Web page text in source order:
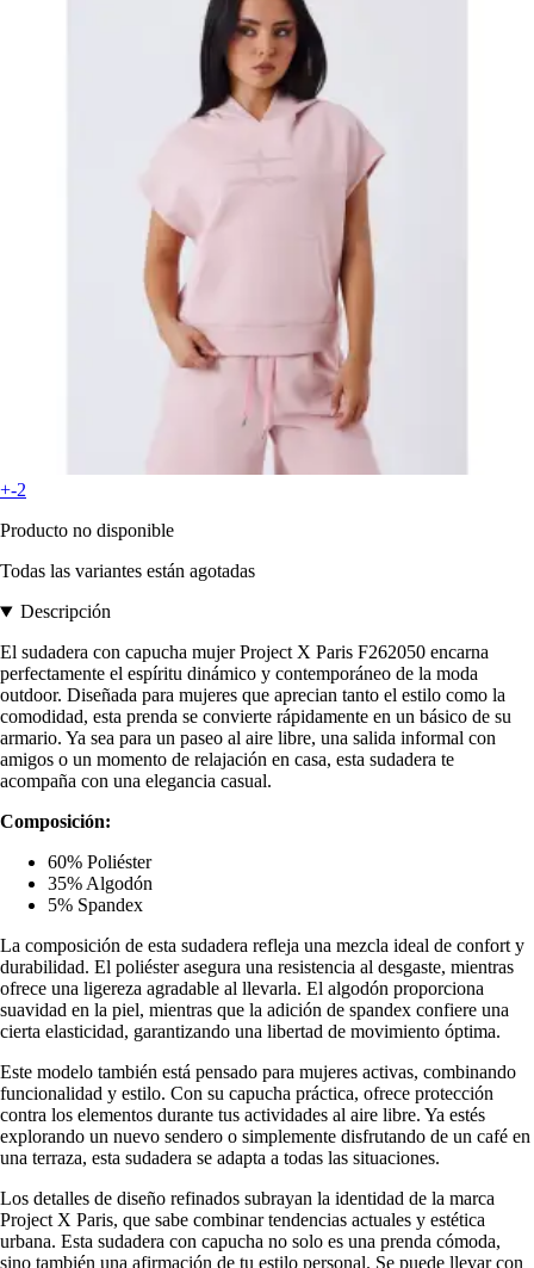
+-2
Producto no disponible
Todas las variantes están agotadas
Descripción
El sudadera con capucha mujer Project X Paris F262050 encarna
perfectamente el espíritu dinámico y contemporáneo de la moda
outdoor. Diseñada para mujeres que aprecian tanto el estilo como la
comodidad, esta prenda se convierte rápidamente en un básico de su
armario. Ya sea para un paseo al aire libre, una salida informal con
amigos o un momento de relajación en casa, esta sudadera te
acompaña con una elegancia casual.
Composición:
60% Poliéster
35% Algodón
5% Spandex
La composición de esta sudadera refleja una mezcla ideal de confort y
durabilidad. El poliéster asegura una resistencia al desgaste, mientras
ofrece una ligereza agradable al llevarla. El algodón proporciona
suavidad en la piel, mientras que la adición de spandex confiere una
cierta elasticidad, garantizando una libertad de movimiento óptima.
Este modelo también está pensado para mujeres activas, combinando
funcionalidad y estilo. Con su capucha práctica, ofrece protección
contra los elementos durante tus actividades al aire libre. Ya estés
explorando un nuevo sendero o simplemente disfrutando de un café en
una terraza, esta sudadera se adapta a todas las situaciones.
Los detalles de diseño refinados subrayan la identidad de la marca
Project X Paris, que sabe combinar tendencias actuales y estética
urbana. Esta sudadera con capucha no solo es una prenda cómoda,
sino también una afirmación de tu estilo personal. Se puede llevar con